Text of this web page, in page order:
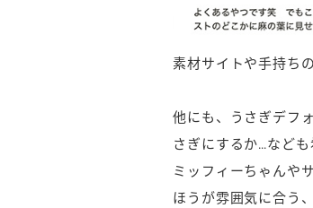
素材サイトや手持ち
他にも、うさぎデフ
さぎにするか…なども
ミッフィーちゃんや
ほうが雰囲気に合う